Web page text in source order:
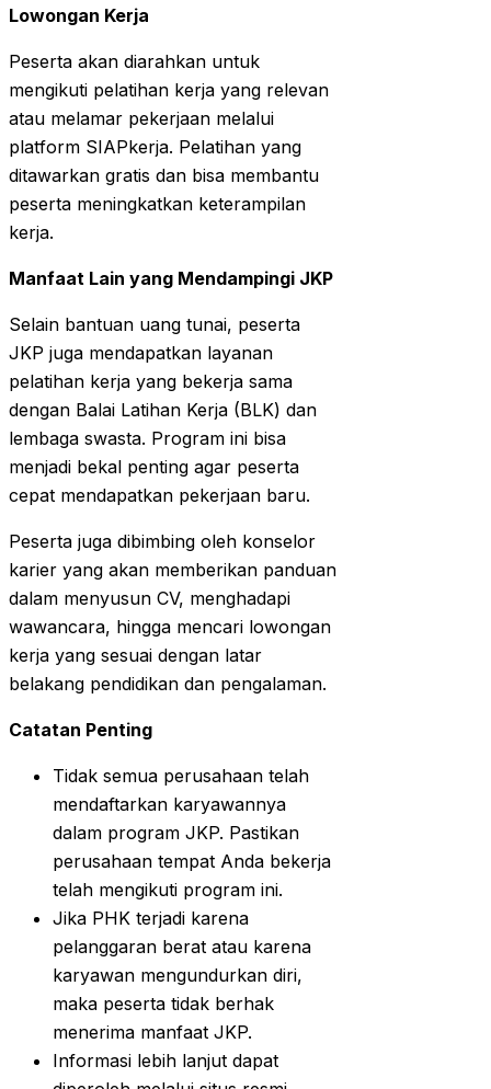
Lowongan Kerja
Peserta akan diarahkan untuk
mengikuti pelatihan kerja yang relevan
atau melamar pekerjaan melalui
platform SIAPkerja. Pelatihan yang
ditawarkan gratis dan bisa membantu
peserta meningkatkan keterampilan
kerja.
Manfaat Lain yang Mendampingi JKP
Selain bantuan uang tunai, peserta
JKP juga mendapatkan layanan
pelatihan kerja yang bekerja sama
dengan Balai Latihan Kerja (BLK) dan
lembaga swasta. Program ini bisa
menjadi bekal penting agar peserta
cepat mendapatkan pekerjaan baru.
Peserta juga dibimbing oleh konselor
karier yang akan memberikan panduan
dalam menyusun CV, menghadapi
wawancara, hingga mencari lowongan
kerja yang sesuai dengan latar
belakang pendidikan dan pengalaman.
Catatan Penting
Tidak semua perusahaan telah
mendaftarkan karyawannya
dalam program JKP. Pastikan
perusahaan tempat Anda bekerja
telah mengikuti program ini.
Jika PHK terjadi karena
pelanggaran berat atau karena
karyawan mengundurkan diri,
maka peserta tidak berhak
menerima manfaat JKP.
Informasi lebih lanjut dapat